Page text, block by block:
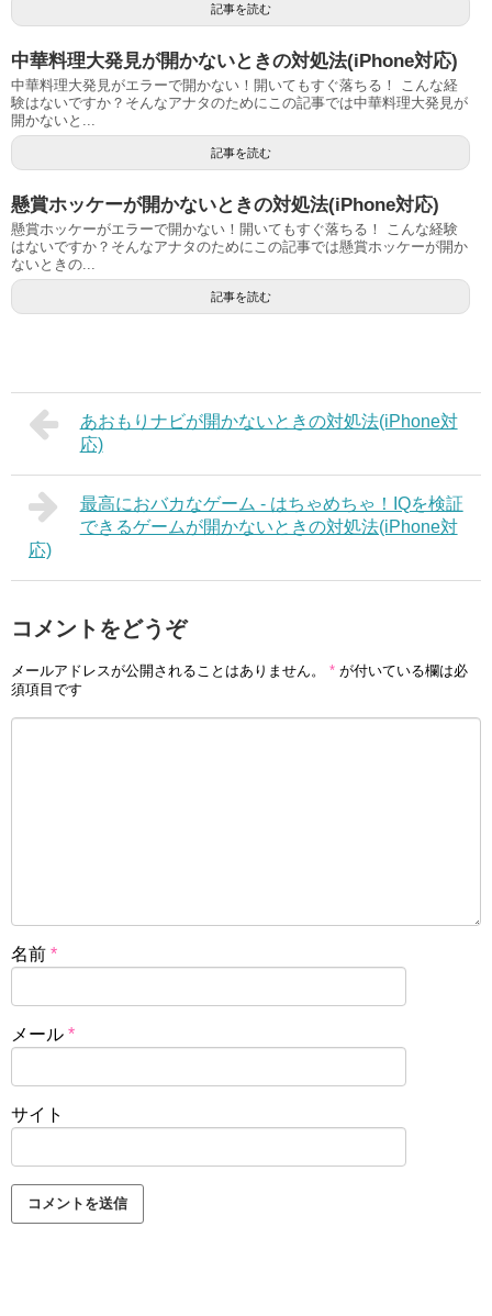
記事を読む
中華料理大発見が開かないときの対処法(iPhone対応)
中華料理大発見がエラーで開かない！開いてもすぐ落ちる！ こんな経
験はないですか？そんなアナタのためにこの記事では中華料理大発見が
開かないと...
記事を読む
懸賞ホッケーが開かないときの対処法(iPhone対応)
懸賞ホッケーがエラーで開かない！開いてもすぐ落ちる！ こんな経験
はないですか？そんなアナタのためにこの記事では懸賞ホッケーが開か
ないときの...
記事を読む
あおもりナビが開かないときの対処法(iPhone対
応)
最高におバカなゲーム - はちゃめちゃ！IQを検証
できるゲームが開かないときの対処法(iPhone対
応)
コメントをどうぞ
メールアドレスが公開されることはありません。 * が付いている欄は必
須項目です
名前 *
メール *
サイト